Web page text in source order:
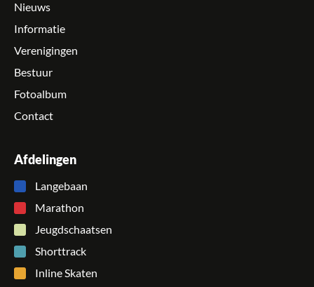
Nieuws
Informatie
Verenigingen
Bestuur
Fotoalbum
Contact
Afdelingen
Langebaan
Marathon
Jeugdschaatsen
Shorttrack
Inline Skaten